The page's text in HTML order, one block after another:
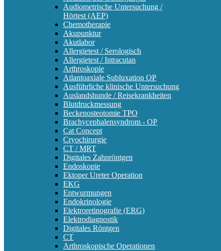
Audiometrische Untersuchung /
Hörtest (AEP)
Chemotherapie
Akupunktur
Akutlabor
Allergietest / Serologisch
Allergietest / Intracutan
Arthroskopie
Atlantoaxiale Subluxation OP
Ausführliche klinische Untersuchung
Auslandshunde / Reisekrankheiten
Blutdruckmessung
Beckenosteotomie TPO
Brachycephalensyndrom - OP
Cat Concept
Cryochirurgie
CT / MRT
Digitales Zahnröntgen
Endoskopie
Ektoper Ureter Operation
EKG
Entwurmungen
Endokrinologie
Elektroretinografie (ERG)
Elektrodiagnostik
Digitales Röntgen
CT
Arthroskopische Operationen